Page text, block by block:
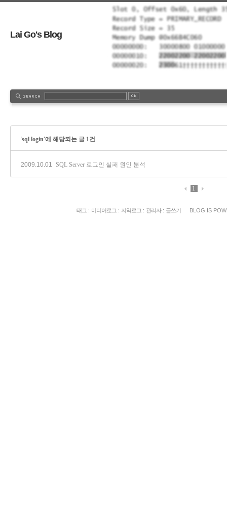
Lai Go's Blog
'sql login'에 해당되는 글 1건
2009.10.01 SQL Server 로그인 실패 원인 분석
1
태그 : 미디어로그 : 지역로그 : 관리자: 글쓰기 BLOG IS